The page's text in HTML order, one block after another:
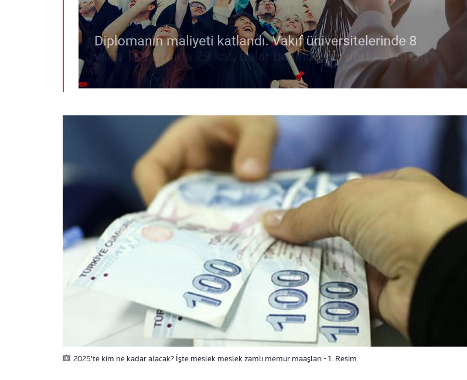
2025'te kim ne kadar alacak? İşte meslek meslek zamlı memur maaşları - 1. Resim